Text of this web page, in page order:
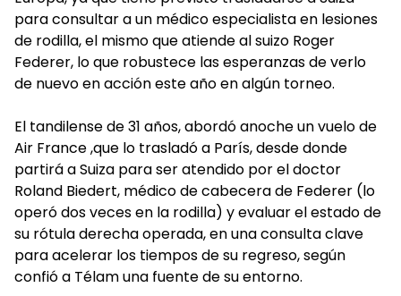
para consultar a un médico especialista en lesiones
de rodilla, el mismo que atiende al suizo Roger
Federer, lo que robustece las esperanzas de verlo
de nuevo en acción este año en algún torneo.
El tandilense de 31 años, abordó anoche un vuelo de
Air France ,que lo trasladó a París, desde donde
partirá a Suiza para ser atendido por el doctor
Roland Biedert, médico de cabecera de Federer (lo
operó dos veces en la rodilla) y evaluar el estado de
su rótula derecha operada, en una consulta clave
para acelerar los tiempos de su regreso, según
confió a Télam una fuente de su entorno.